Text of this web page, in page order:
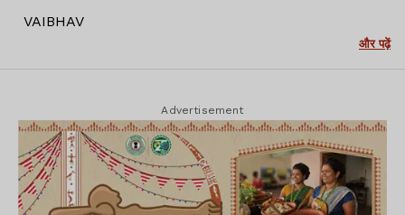
VAIBHAV
और पढ़ें
Advertisement